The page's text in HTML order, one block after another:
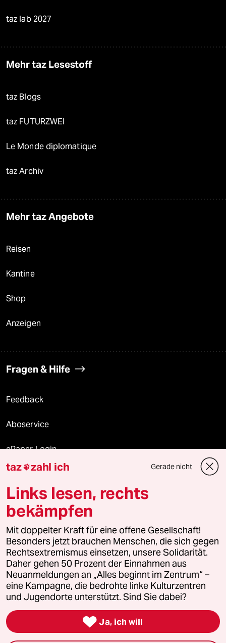
taz lab 2027
Mehr taz Lesestoff
taz Blogs
taz FUTURZWEI
Le Monde diplomatique
taz Archiv
Mehr taz Angebote
Reisen
Kantine
Shop
Anzeigen
Fragen & Hilfe
Feedback
Aboservice
ePaper Login
Downloads für Abonnierende
© 2026 taz Verlags und Vertriebs GmbH
Alle Rechte vorbehalten. Bei rechtlichen Fragen oder für Genehmigungen
wenden Sie sich bitte an
lizenzen@taz.de
Feedback Redaktionsstatut Kommune-Richtlinien
Leitlinie Informant Datenschutz Impressum AGB
Seitenwende Einwilligungen widerrufen (Ads)
taz zahl ich Gerade nicht
Links lesen, rechts
bekämpfen
Mit doppelter Kraft für eine offene Gesellschaft!
Besonders jetzt brauchen Menschen, die sich gegen
Rechtsextremismus einsetzen, unsere Solidarität.
Daher gehen 50 Prozent der Einnahmen aus
Neuanmeldungen an „Alles beginnt im Zentrum“ –
eine Kampagne, die bedrohte linke Kulturzentren
und Jugendorte unterstützt. Sind Sie dabei?
 Ja, ich will